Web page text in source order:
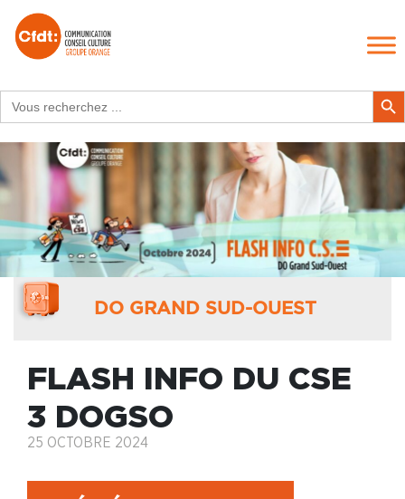
for:
Search
DO GRAND SUD-OUEST
FLASH INFO DU CSE
3 DOGSO
25 OCTOBRE 2024